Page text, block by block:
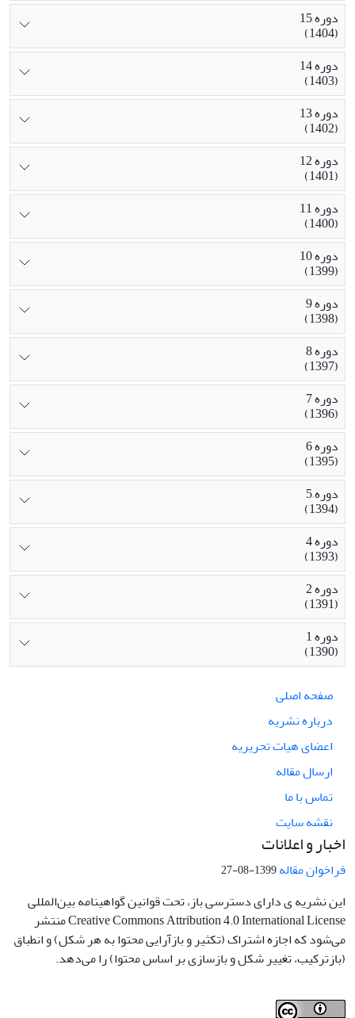
دوره 15
(1404)
دوره 14
(1403)
دوره 13
(1402)
دوره 12
(1401)
دوره 11
(1400)
دوره 10
(1399)
دوره 9
(1398)
دوره 8
(1397)
دوره 7
(1396)
دوره 6
(1395)
دوره 5
(1394)
دوره 4
(1393)
دوره 2
(1391)
دوره 1
(1390)
صفحه اصلی
درباره نشریه
اعضای هیات تحریریه
ارسال مقاله
تماس با ما
نقشه سایت
اخبار و اعلانات
فراخوان مقاله1399-08-27
این نشریه ی دارای دسترسی باز، تحت قوانین گواهینامه بین‌المللی
Creative Commons Attribution 4.0 International License منتشر
می‌شود که اجازه اشتراک (تکثیر و بازآرایی محتوا به هر شکل) و انطباق
(بازترکیب، تغییر شکل و بازسازی بر اساس محتوا) را می‌دهد.